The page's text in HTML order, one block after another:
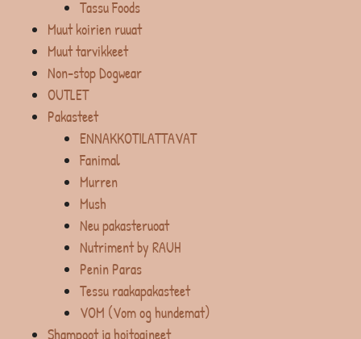
Tassu Foods
Muut koirien ruuat
Muut tarvikkeet
Non-stop Dogwear
OUTLET
Pakasteet
ENNAKKOTILATTAVAT
Fanimal
Murren
Mush
Neu pakasteruoat
Nutriment by RAUH
Penin Paras
Tessu raakapakasteet
VOM (Vom og hundemat)
Shampoot ja hoitoaineet